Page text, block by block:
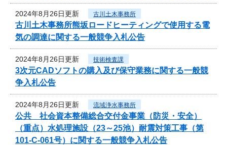
2024年8月26日更新 古川土木事務所
古川土木事務所熊坂ロードヒーティングで使用する電
気の調達に関する一般競争入札公告
2024年8月26日更新 技術検査課
3次元CADソフトの購入及び保守業務に関する一般競
争入札公告
2024年8月26日更新 流域浄水事務所
公共 社会資本整備総合交付金事業（防災・安全）
（重点）水処理施設（23～25池）耐震対策工事（第
101-C-061号）に関する一般競争入札公告